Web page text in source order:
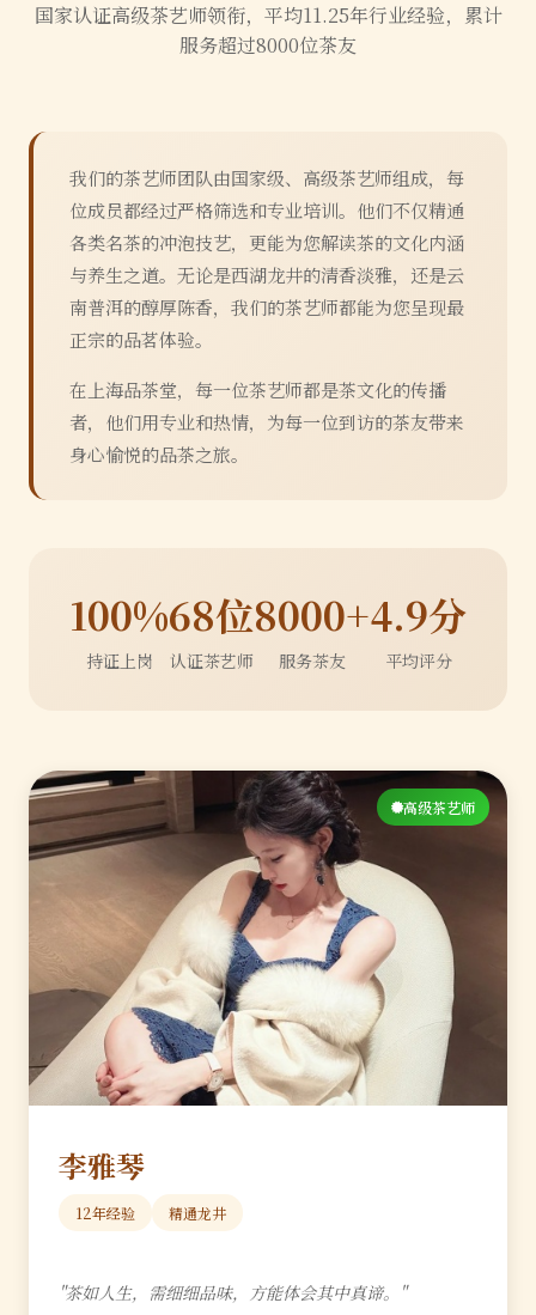
国家认证高级茶艺师领衔，平均11.25年行业经验，累计
服务超过8000位茶友
我们的茶艺师团队由国家级、高级茶艺师组成，每
位成员都经过严格筛选和专业培训。他们不仅精通
各类名茶的冲泡技艺，更能为您解读茶的文化内涵
与养生之道。无论是西湖龙井的清香淡雅，还是云
南普洱的醇厚陈香，我们的茶艺师都能为您呈现最
正宗的品茗体验。
在上海品茶堂，每一位茶艺师都是茶文化的传播
者，他们用专业和热情，为每一位到访的茶友带来
身心愉悦的品茶之旅。
100%
持证上岗
68位
认证茶艺师
8000+
服务茶友
4.9分
平均评分
高级茶艺师
李雅琴
12年经验 精通龙井
"茶如人生，需细细品味，方能体会其中真谛。"